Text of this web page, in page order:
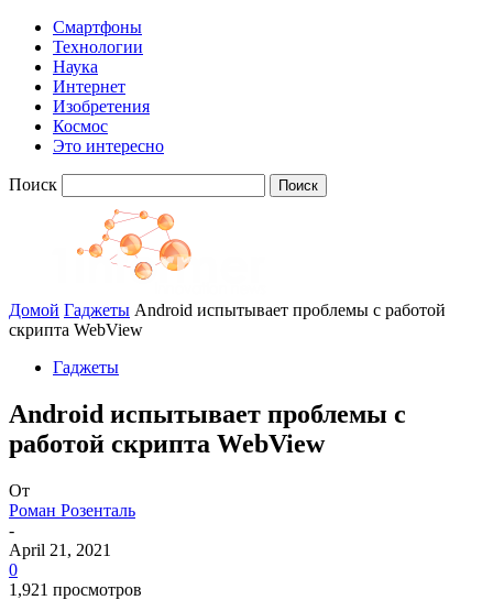
Смартфоны
Технологии
Наука
Интернет
Изобретения
Космос
Это интересно
Поиск
Домой Гаджеты Android испытывает проблемы с работой
скрипта WebView
Гаджеты
Android испытывает проблемы с
работой скрипта WebView
От
Роман Розенталь
-
April 21, 2021
0
1,921 просмотров